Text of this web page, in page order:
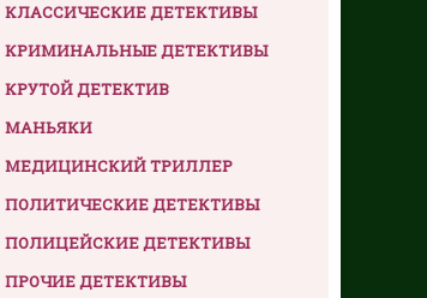
КЛАССИЧЕСКИЕ ДЕТЕКТИВЫ
КРИМИНАЛЬНЫЕ ДЕТЕКТИВЫ
КРУТОЙ ДЕТЕКТИВ
МАНЬЯКИ
МЕДИЦИНСКИЙ ТРИЛЛЕР
ПОЛИТИЧЕСКИЕ ДЕТЕКТИВЫ
ПОЛИЦЕЙСКИЕ ДЕТЕКТИВЫ
ПРОЧИЕ ДЕТЕКТИВЫ